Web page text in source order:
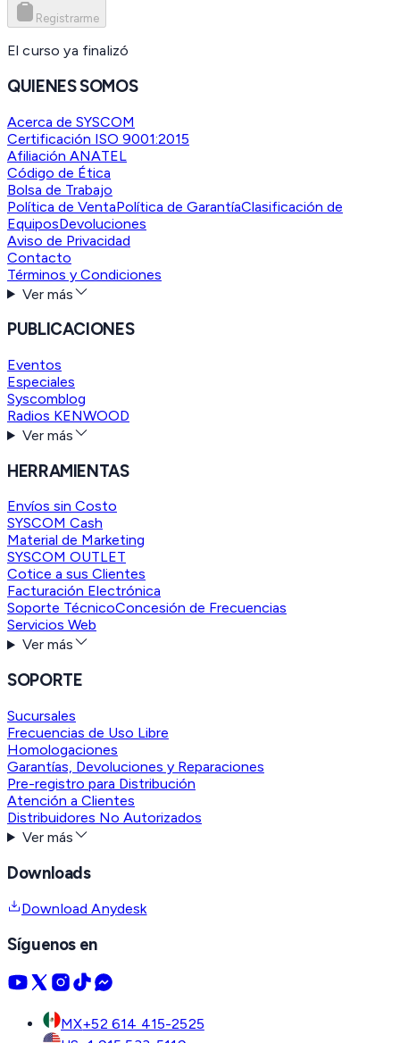
Registrarme
El curso ya finalizó
QUIENES SOMOS
Acerca de SYSCOM
Certificación ISO 9001:2015
Afiliación ANATEL
Código de Ética
Bolsa de Trabajo
Política de VentaPolítica de GarantíaClasificación de
EquiposDevoluciones
Aviso de Privacidad
Contacto
Términos y Condiciones
Ver más
PUBLICACIONES
Eventos
Especiales
Syscomblog
Radios KENWOOD
Ver más
HERRAMIENTAS
Envíos sin Costo
SYSCOM Cash
Material de Marketing
SYSCOM OUTLET
Cotice a sus Clientes
Facturación Electrónica
Soporte TécnicoConcesión de Frecuencias
Servicios Web
Ver más
SOPORTE
Sucursales
Frecuencias de Uso Libre
Homologaciones
Garantías, Devoluciones y Reparaciones
Pre-registro para Distribución
Atención a Clientes
Distribuidores No Autorizados
Ver más
Downloads
Download Anydesk
Síguenos en
MX+52 614 415-2525